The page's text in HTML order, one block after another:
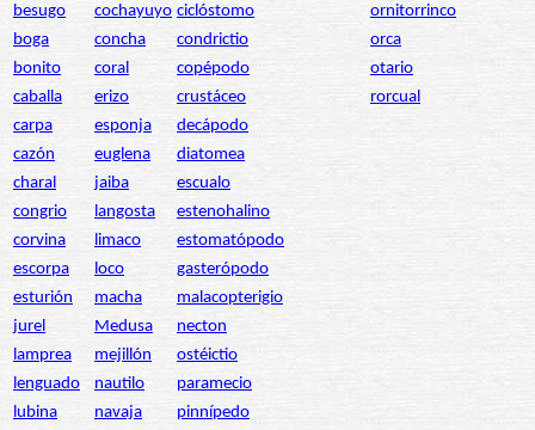
besugo
cochayuyo ciclóstomo
ornitorrinco
boga
concha condrictio
orca
bonito
coral copépodo
otario
caballa
erizo crustáceo
rorcual
carpa
esponja
decápodo
cazón
euglena
diatomea
charal
jaiba
escualo
congrio
langosta
estenohalino
corvina
limaco
estomatópodo
escorpa
loco
gasterópodo
esturión
macha
malacopterigio
jurel
Medusa
necton
lamprea
mejillón
ostéictio
lenguado
nautilo
paramecio
lubina
navaja
pinnípedo